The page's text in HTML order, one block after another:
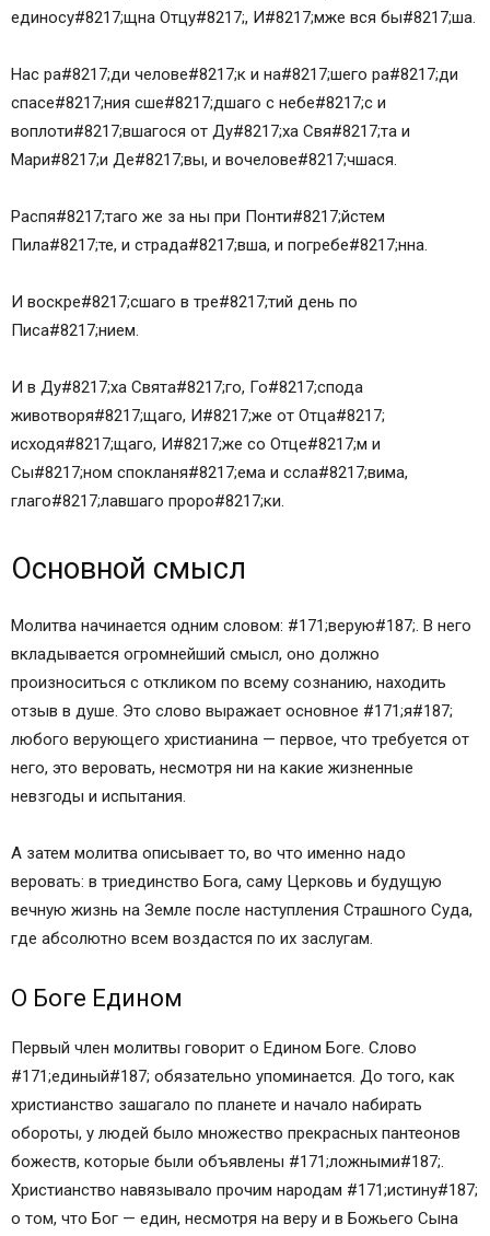
единосу#8217;щна Отцу#8217;, И#8217;мже вся бы#8217;ша.
Нас ра#8217;ди челове#8217;к и на#8217;шего ра#8217;ди
спасе#8217;ния сше#8217;дшаго с небе#8217;с и
воплоти#8217;вшагося от Ду#8217;ха Свя#8217;та и
Мари#8217;и Де#8217;вы, и вочелове#8217;чшася.
Распя#8217;таго же за ны при Понти#8217;йстем
Пила#8217;те, и страда#8217;вша, и погребе#8217;нна.
И воскре#8217;сшаго в тре#8217;тий день по
Писа#8217;нием.
И в Ду#8217;ха Свята#8217;го, Го#8217;спода
животворя#8217;щаго, И#8217;же от Отца#8217;
исходя#8217;щаго, И#8217;же со Отце#8217;м и
Сы#8217;ном спокланя#8217;ема и ссла#8217;вима,
глаго#8217;лавшаго проро#8217;ки.
Основной смысл
Молитва начинается одним словом: #171;верую#187;. В него
вкладывается огромнейший смысл, оно должно
произноситься с откликом по всему сознанию, находить
отзыв в душе. Это слово выражает основное #171;я#187;
любого верующего христианина — первое, что требуется от
него, это веровать, несмотря ни на какие жизненные
невзгоды и испытания.
А затем молитва описывает то, во что именно надо
веровать: в триединство Бога, саму Церковь и будущую
вечную жизнь на Земле после наступления Страшного Суда,
где абсолютно всем воздастся по их заслугам.
О Боге Едином
Первый член молитвы говорит о Едином Боге. Слово
#171;единый#187; обязательно упоминается. До того, как
христианство зашагало по планете и начало набирать
обороты, у людей было множество прекрасных пантеонов
божеств, которые были объявлены #171;ложными#187;.
Христианство навязывало прочим народам #171;истину#187;
о том, что Бог — един, несмотря на веру и в Божьего Сына